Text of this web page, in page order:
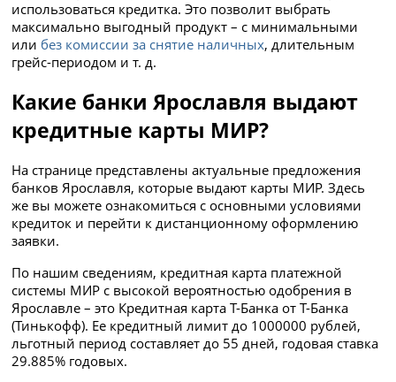
использоваться кредитка. Это позволит выбрать
максимально выгодный продукт – с минимальными
или без комиссии за снятие наличных, длительным
грейс-периодом и т. д.
Какие банки Ярославля выдают
кредитные карты МИР?
На странице представлены актуальные предложения
банков Ярославля, которые выдают карты МИР. Здесь
же вы можете ознакомиться с основными условиями
кредиток и перейти к дистанционному оформлению
заявки.
По нашим сведениям, кредитная карта платежной
системы МИР с высокой вероятностью одобрения в
Ярославле – это Кредитная карта Т-Банка от Т-Банка
(Тинькофф). Ее кредитный лимит до 1000000 рублей,
льготный период составляет до 55 дней, годовая ставка
29.885% годовых.